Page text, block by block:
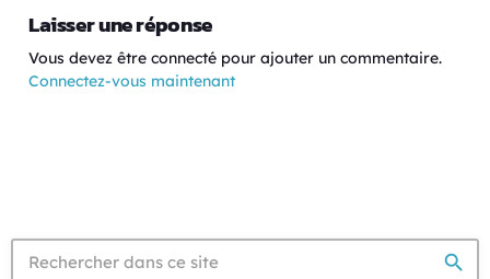
Laisser une réponse
Vous devez être connecté pour ajouter un commentaire.
Connectez-vous maintenant
search